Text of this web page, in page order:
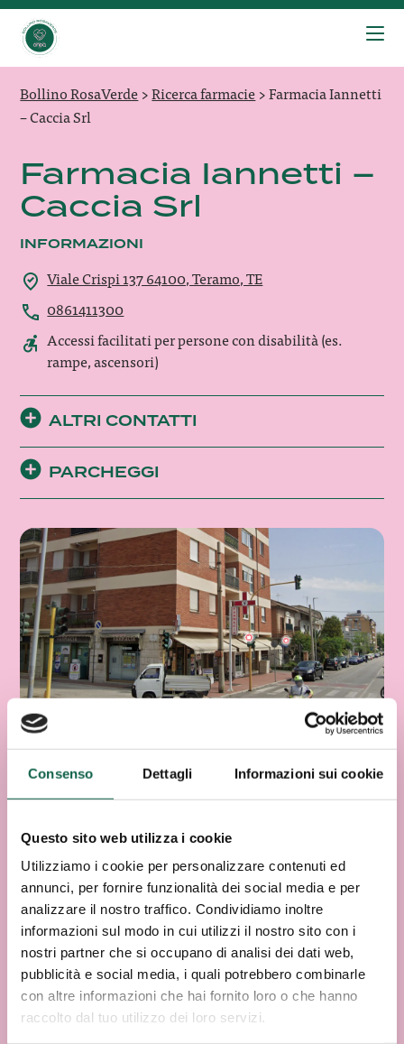
Consenso Dettagli Informazioni sui cookie
Questo sito web utilizza i cookie
Utilizziamo i cookie per personalizzare contenuti ed
annunci, per fornire funzionalità dei social media e per
analizzare il nostro traffico. Condividiamo inoltre
informazioni sul modo in cui utilizzi il nostro sito con i
nostri partner che si occupano di analisi dei dati web,
pubblicità e social media, i quali potrebbero combinarle
con altre informazioni che hai fornito loro o che hanno
raccolto dal tuo utilizzo dei loro servizi.
Bollino RosaVerde>Ricerca farmacie>Farmacia Iannetti
– Caccia Srl
Farmacia Iannetti –
Caccia Srl
INFORMAZIONI
Viale Crispi 137 64100, Teramo, TE
0861411300
Accessi facilitati per persone con disabilità (es.
rampe, ascensori)
ALTRI CONTATTI
PARCHEGGI